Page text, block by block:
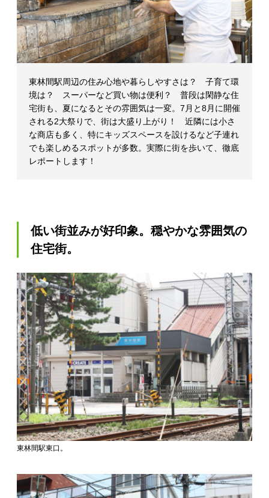
東林間駅周辺の住み心地や暮らしやすさは？ 子育て環
境は？ スーパーなど買い物は便利？ 普段は閑静な住
宅街も、夏になるとその雰囲気は一変。7月と8月に開催
される2大祭りで、街は大盛り上がり！ 近隣には小さ
な商店も多く、特にキッズスペースを設けるなど子連れ
でも楽しめるスポットが多数。実際に街を歩いて、徹底
レポートします！
低い街並みが好印象。穏やかな雰囲気の
住宅街。
東林間駅東口。